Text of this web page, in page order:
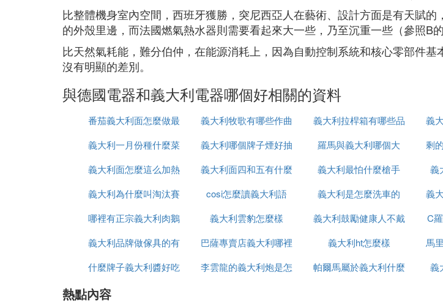
比整體機身室內空間，西班牙獲勝，突尼西亞人在藝術、設計方面是有天賦
的外殼里邊，而法國燃氣熱水器則需要看起來大一些，乃至沉重一些（參照B
比天然氣耗能，難分伯仲，在能源消耗上，因為自動控制系統和核心零部件
沒有明顯的差別。
與德國電器和義大利電器哪個好相關的資料
番茄義大利面怎麼做最
簡單還好吃
義大利牧歌有哪些作曲
大家
義大利拉桿箱有哪些品
牌
義
義大利一月份種什麼菜 義大利哪個牌子煙好抽 羅馬與義大利哪個大
剩
義大利面怎麼這么加熱
義大利面四和五有什麼
區別
義大利最怕什麼槍手 義
義大利為什麼叫淘汰賽
之王
cosi怎麼讀義大利語 義大利是怎麼洗車的
義
哪裡有正宗義大利肉鵝
苗出售嗎
義大利雲豹怎麼樣
義大利鼓勵健康人不戴
口罩這什麼操作
C
義大利品牌做傢具的有
哪些品牌
巴薩專賣店義大利哪裡
有
義大利ht怎麼樣
馬
什麼牌子義大利醬好吃
李雲龍的義大利炮是怎
帕爾馬屬於義大利什麼
義
熱點內容